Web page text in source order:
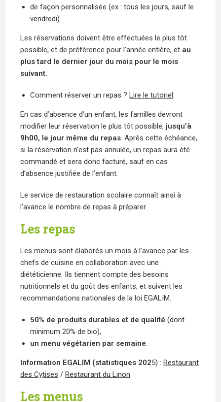
de façon personnalisée (ex : tous les jours, sauf le
vendredi).
Les réservations doivent être effectuées le plus tôt
possible, et de préférence pour l’année entière, et au
plus tard le dernier jour du mois pour le mois
suivant.
Comment réserver un repas ?Lire le tutoriel.
En cas d’absence d’un enfant, les familles devront
modifier leur réservation le plus tôt possible, jusqu’à
9h00, le jour même du repas. Après cette échéance,
si la réservation n’est pas annulée, un repas aura été
commandé et sera donc facturé, sauf en cas
d’absence justifiée de l’enfant.
Le service de restauration scolaire connaît ainsi à
l’avance le nombre de repas à préparer.
Les repas
Les menus sont élaborés un mois à l’avance par les
chefs de cuisine en collaboration avec une
diététicienne. Ils tiennent compte des besoins
nutritionnels et du goût des enfants, et suivent les
recommandations nationales de la loi EGALIM.
50% de produits durables et de qualité (dont
minimum 20% de bio),
un menu végétarien par semaine.
Information EGALIM (statistiques 2025) :Restaurant
des Cytises /Restaurant du Linon
Les menus